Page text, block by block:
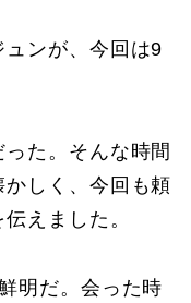
ンが、今回は9
た。そんな時間
しく、今回も頼
えました。
明だ。会った時